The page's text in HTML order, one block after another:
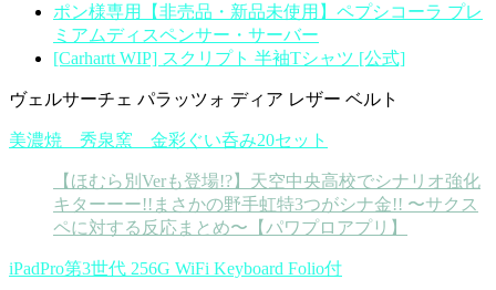
ポン様専用【非売品・新品未使用】ペプシコーラ プレ
ミアムディスペンサー・サーバー
[Carhartt WIP] スクリプト 半袖Tシャツ [公式]
ヴェルサーチェ パラッツォ ディア レザー ベルト
美濃焼 秀泉窯 金彩ぐい呑み20セット
【ほむら別Verも登場!?】天空中央高校でシナリオ強化
キターーー!!まさかの野手虹特3つがシナ金!! 〜サクス
ペに対する反応まとめ〜【パワプロアプリ】
iPadPro第3世代 256G WiFi Keyboard Folio付